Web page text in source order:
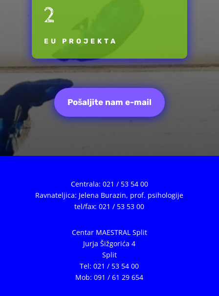
2
EU PROJEKTA
Pošaljite nam e-mail
Centrala: 021 / 53 54 00
Ravnateljica: Jelena Burazin, prof. psihologije
tel/fax: 021 / 53 53 00
Centar MAESTRAL Split
Jurja Šižgorića 4
Split
Tel: 021 / 53 54 00
Mob: 091 / 61 29 654